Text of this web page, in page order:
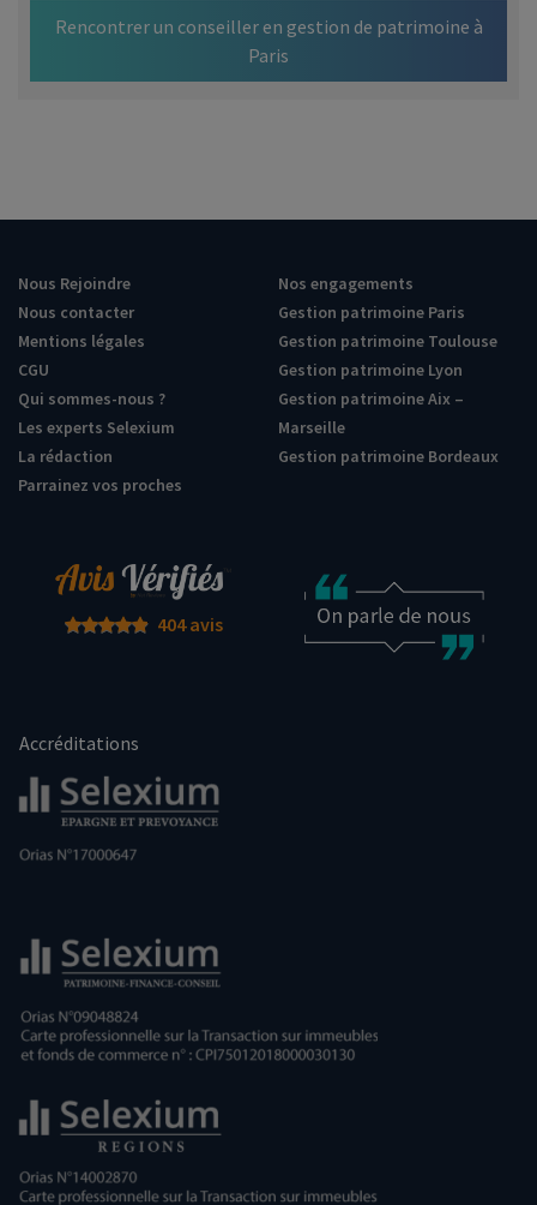
Rencontrer un conseiller en gestion de patrimoine à
Paris
Nous Rejoindre
Nous contacter
Mentions légales
CGU
Qui sommes-nous ?
Les experts Selexium
La rédaction
Parrainez vos proches
Nos engagements
Gestion patrimoine Paris
Gestion patrimoine Toulouse
Gestion patrimoine Lyon
Gestion patrimoine Aix –
Marseille
Gestion patrimoine Bordeaux
404 avis
Accréditations